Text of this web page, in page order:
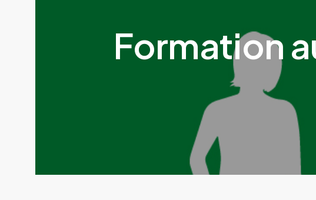
Formation